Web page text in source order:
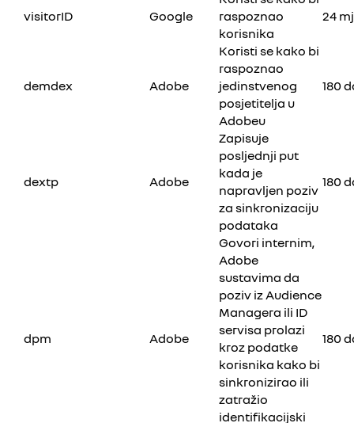
visitorID Google
raspoznao
korisnika
24
demdex Adobe
Koristi se kako bi
raspoznao
jedinstvenog
posjetitelja u
Adobeu
180
dextp Adobe
Zapisuje
posljednji put
kada je
napravljen poziv
za sinkronizaciju
podataka
180
dpm Adobe
Govori internim,
Adobe
sustavima da
poziv iz Audience
Managera ili ID
servisa prolazi
kroz podatke
korisnika kako bi
sinkronizirao ili
zatražio
identifikacijski
180